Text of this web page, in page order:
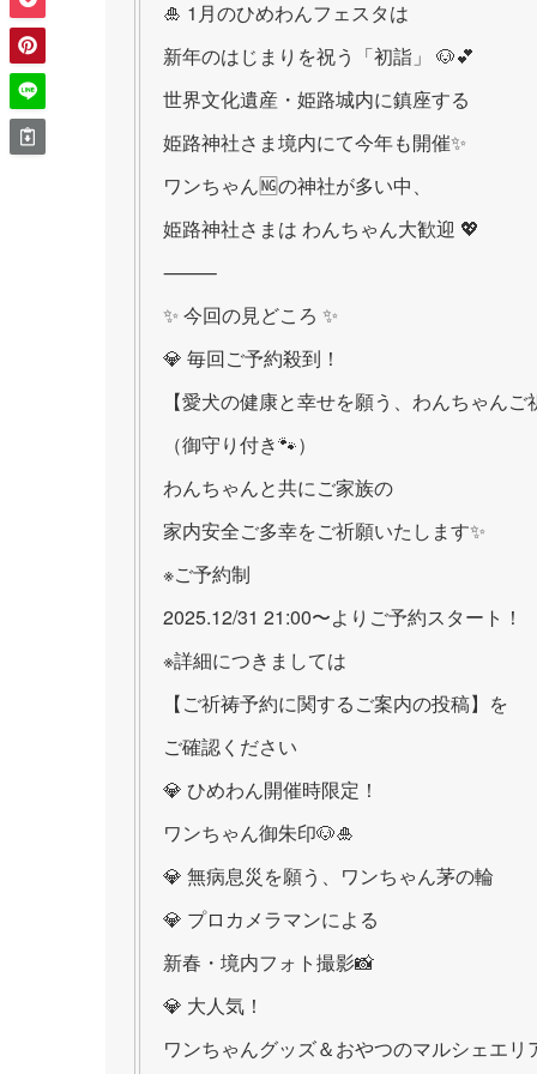
🎍 1月のひめわんフェスタは
新年のはじまりを祝う「初詣」 🐶💕
世界文化遺産・姫路城内に鎮座する
姫路神社さま境内にて今年も開催✨
ワンちゃん🆖の神社が多い中、
姫路神社さまは わんちゃん大歓迎 💖
⸻
✨ 今回の見どころ ✨
💎 毎回ご予約殺到！
【愛犬の健康と幸せを願う、わんちゃんご
（御守り付き🐾）
わんちゃんと共にご家族の
家内安全ご多幸をご祈願いたします✨
※ご予約制
2025.12/31 21:00〜よりご予約スタート！
※詳細につきましては
【ご祈祷予約に関するご案内の投稿】を
ご確認ください
💎 ひめわん開催時限定！
ワンちゃん御朱印🐶🎍
💎 無病息災を願う、ワンちゃん茅の輪
💎 プロカメラマンによる
新春・境内フォト撮影📸
💎 大人気！
ワンちゃんグッズ＆おやつのマルシェエリ